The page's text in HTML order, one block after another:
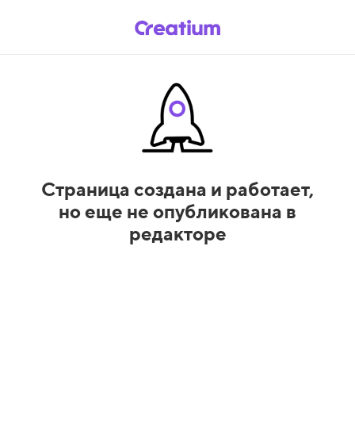
Страница создана и работает,
но еще не опубликована в
редакторе